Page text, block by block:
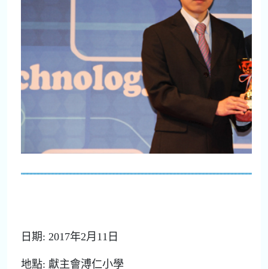
日期: 2017年2月11日
地點: 獻主會溥仁小學